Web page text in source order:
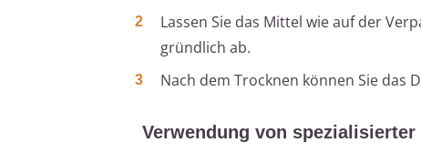
Lassen Sie das Mittel wie auf der
gründlich ab.
Nach dem Trocknen können Sie das
Verwendung von